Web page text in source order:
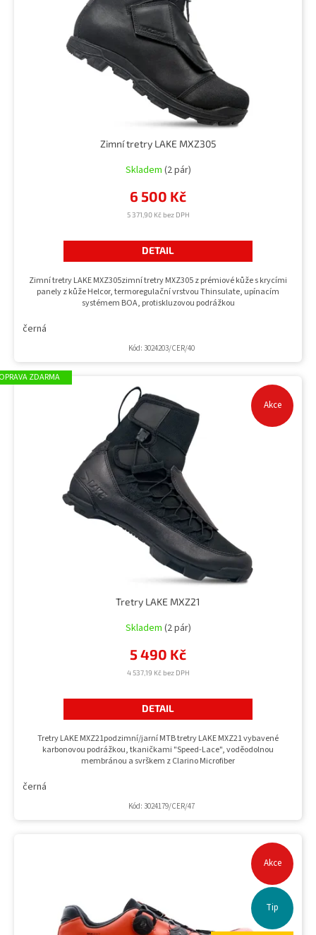
Zimní tretry LAKE MXZ305
Skladem (2 pár)
5 371,90 Kč bez DPH
6 500 Kč
DETAIL
Zimní tretry LAKE MXZ305zimní tretry MXZ305 z prémiové kůže s krycími
panely z kůže Helcor, termoregulační vrstvou Thinsulate, upínacím
systémem BOA, protiskluzovou podrážkou
černá
Kód: 3024203/CER/40
Akce
ZDARMA
Tretry LAKE MXZ21
Skladem (2 pár)
4 537,19 Kč bez DPH
5 490 Kč
DETAIL
Tretry LAKE MXZ21podzimní/jarní MTB tretry LAKE MXZ21 vybavené
karbonovou podrážkou, tkaničkami "Speed-Lace", voděodolnou
membránou a svrškem z Clarino Microfiber
černá
Kód: 3024179/CER/47
Akce
Tip